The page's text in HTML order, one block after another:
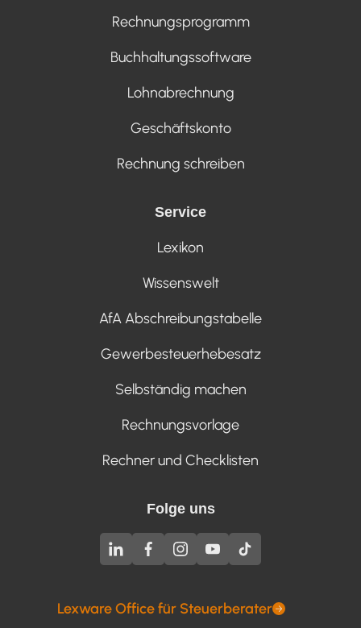
Rechnungsprogramm
Buchhaltungssoftware
Lohnabrechnung
Geschäftskonto
Rechnung schreiben
Service
Lexikon
Wissenswelt
AfA Abschreibungstabelle
Gewerbesteuerhebesatz
Selbständig machen
Rechnungsvorlage
Rechner und Checklisten
Folge uns
Lexware Office für Steuerberater